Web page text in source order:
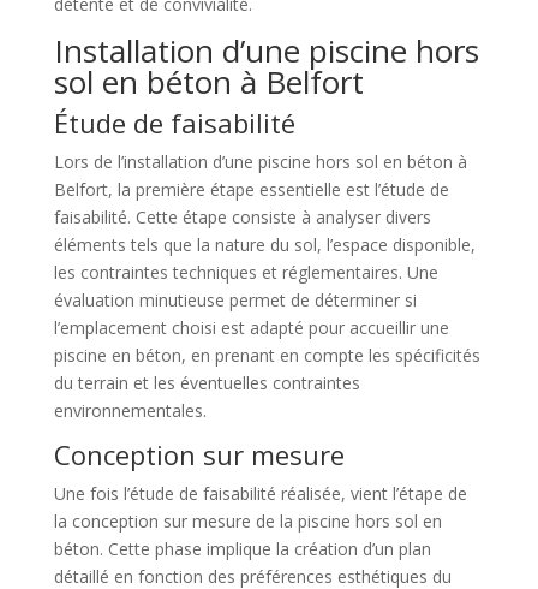
Installation d’une piscine hors
sol en béton à Belfort
Étude de faisabilité
Lors de l’installation d’une piscine hors sol en béton à
Belfort, la première étape essentielle est l’étude de
faisabilité. Cette étape consiste à analyser divers
éléments tels que la nature du sol, l’espace disponible,
les contraintes techniques et réglementaires. Une
évaluation minutieuse permet de déterminer si
l’emplacement choisi est adapté pour accueillir une
piscine en béton, en prenant en compte les spécificités
du terrain et les éventuelles contraintes
environnementales.
Conception sur mesure
Une fois l’étude de faisabilité réalisée, vient l’étape de
la conception sur mesure de la piscine hors sol en
béton. Cette phase implique la création d’un plan
détaillé en fonction des préférences esthétiques du